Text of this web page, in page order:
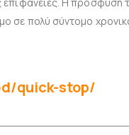
σε πολύ σύντομο
quick-stop/